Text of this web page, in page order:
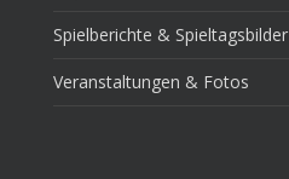
Spielberichte & Spieltagsbilder
Veranstaltungen & Fotos